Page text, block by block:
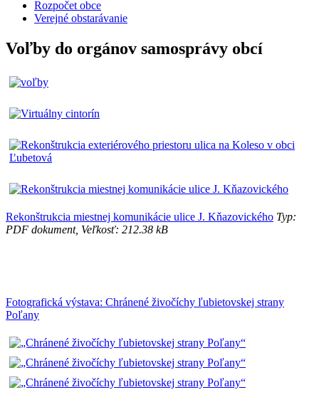
Rozpočet obce
Verejné obstarávanie
Voľby do orgánov samosprávy obcí
Rekonštrukcia miestnej komunikácie ulice J. Kňazovického Typ:
PDF dokument, Veľkosť: 212.38 kB
Fotografická výstava: Chránené živočíchy ľubietovskej strany
Poľany